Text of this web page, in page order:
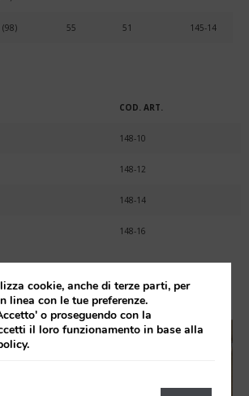
(98) 55 51 145-14
COD. ART.
148-10
148-12
148-14
148-16
corretta è necessario ordinare: set 2 lati
XX o 149-XX) e 1 lato fisso (cod. 148-XX).
cookie, anche di terze parti, per
linea con le tue preferenze.
o proseguendo con la
il loro funzionamento in base alla